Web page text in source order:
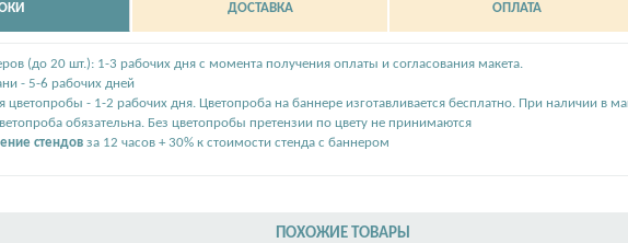
ДОСТАВКА ОПЛАТА
(до 20 шт.): 1-3 рабочих дня с момента получения оплаты и согласования макета.
- 5-6 рабочих дней
цветопробы - 1-2 рабочих дня. Цветопроба на баннере изготавливается бесплатно. При наличии в
обязательна. Без цветопробы претензии по цвету не принимаются
стендов за 12 часов + 30% к стоимости стенда с баннером
ПОХОЖИЕ ТОВАРЫ